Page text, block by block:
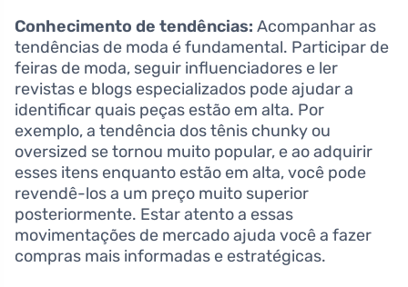
Conhecimento de tendências: Acompanhar as
tendências de moda é fundamental. Participar de
feiras de moda, seguir influenciadores e ler
revistas e blogs especializados pode ajudar a
identificar quais peças estão em alta. Por
exemplo, a tendência dos tênis chunky ou
oversized se tornou muito popular, e ao adquirir
esses itens enquanto estão em alta, você pode
revendê-los a um preço muito superior
posteriormente. Estar atento a essas
movimentações de mercado ajuda você a fazer
compras mais informadas e estratégicas.